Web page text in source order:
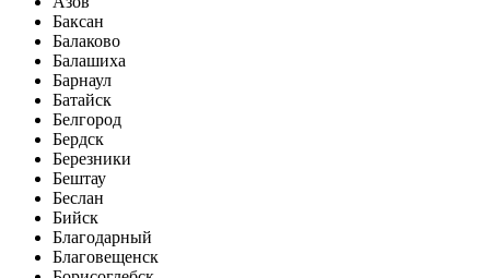
Баксан
Балаково
Балашиха
Барнаул
Батайск
Белгород
Бердск
Березники
Бештау
Беслан
Бийск
Благодарный
Благовещенск